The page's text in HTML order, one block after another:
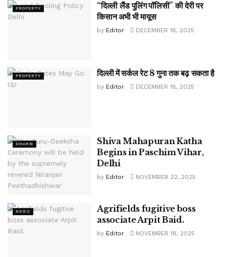
PROPERTY
“दिल्ली लैंड पुलिंग पॉलिसी” की देरी पर
किसान अभी भी मायूस
by Editor DECEMBER 18, 2025
PROPERTY दिल्ली में सर्कल रेट 8 गुना तक बढ़ सकता है
by Editor DECEMBER 18, 2025
DHARM
Shiva Mahapuran Katha
Begins in Paschim Vihar,
Delhi
by Editor NOVEMBER 22, 2025
NEWS
Agrifields fugitive boss
associate Arpit Baid.
by Editor NOVEMBER 18, 2025